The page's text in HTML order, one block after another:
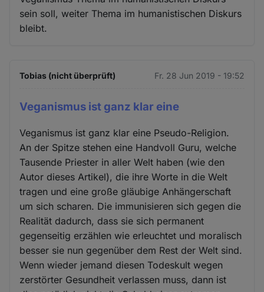
sein soll, weiter Thema im humanistischen Diskurs
bleibt.
Tobias (nicht überprüft) Fr. 28 Jun 2019 - 19:52
Veganismus ist ganz klar eine
Veganismus ist ganz klar eine Pseudo-Religion.
An der Spitze stehen eine Handvoll Guru, welche
Tausende Priester in aller Welt haben (wie den
Autor dieses Artikel), die ihre Worte in die Welt
tragen und eine große gläubige Anhängerschaft
um sich scharen. Die immunisieren sich gegen die
Realität dadurch, dass sie sich permanent
gegenseitig erzählen wie erleuchtet und moralisch
besser sie nun gegenüber dem Rest der Welt sind.
Wenn wieder jemand diesen Todeskult wegen
zerstörter Gesundheit verlassen muss, dann ist